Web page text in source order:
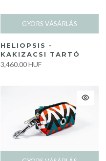
GYORS VÁSÁRLÁS
HELIOPSIS -
KAKIZACSI TARTÓ
3,460.00 HUF